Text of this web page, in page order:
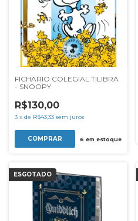
FICHARIO COLEGIAL TILIBRA
- SNOOPY
R$130,00
3 x de R$43,33 sem juros
6 em estoque
ESGOTADO